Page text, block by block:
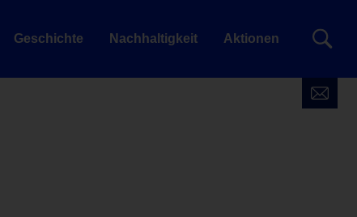
Geschichte Nachhaltigkeit Aktionen